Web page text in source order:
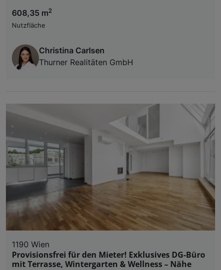
608,35 m2
Nutzfläche
Christina Carlsen
Thurner Realitäten GmbH
1190 Wien
Provisionsfrei für den Mieter! Exklusives DG-Büro
mit Terrasse, Wintergarten & Wellness – Nähe